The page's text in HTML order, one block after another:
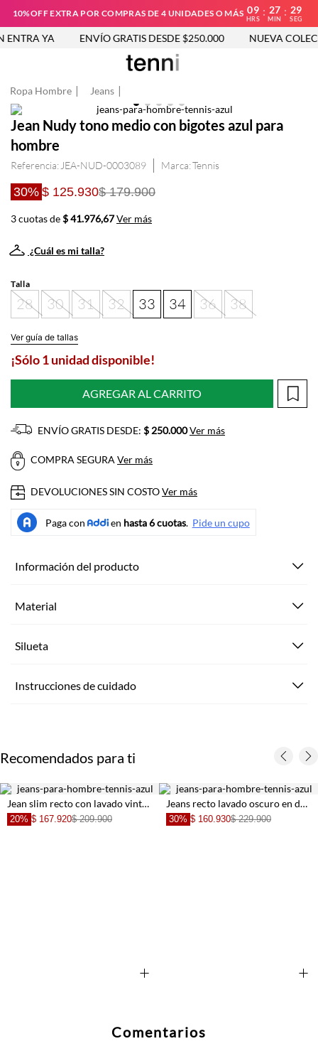
10%OFF EXTRA POR COMPRAS DE 4 UNIDADES O MÁS 09
HRS
: 27
MIN
: 29
SEG
YA ENVÍO GRATIS DESDE $250.000 NUEVA
Ropa Hombre Jeans
Jean Nudy tono medio con bigotes azul para
hombre
Referencia: JEA-NUD-0003089 Tennis
30% $ 125.930$ 179.900
3 cuotas de$ 41.976,67Ver más
¿Cuál es mi talla?
Talla
28 30 31 32 33 34 36 38
Ver guía de tallas
¡Sólo 1 unidad disponible!
AGREGAR AL CARRITO
ENVÍO GRATIS DESDE: $ 250.000Ver más
COMPRA SEGURA Ver más
DEVOLUCIONES SIN COSTOVer más
Información del producto
Material
Silueta
Instrucciones de cuidado
Recomendados para ti
+
Jean slim recto con lavado vintage suave de algodón azul claro para hombre
20% $ 167.920$ 209.900
+
Jeans recto lavado oscuro en denim para hombre
30% $ 160.930$ 229.900
Comentarios